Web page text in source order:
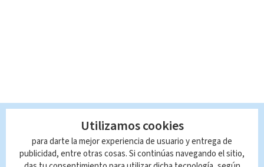
LAS MÁS VISTAS
Utilizamos cookies
para darte la mejor experiencia de usuario y entrega de
publicidad, entre otras cosas. Si continúas navegando el sitio,